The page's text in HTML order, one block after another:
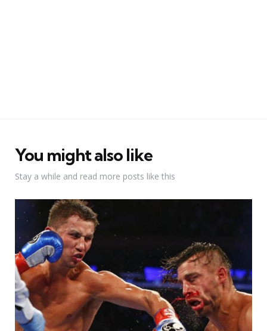
You might also like
Stay a while and read more posts like this